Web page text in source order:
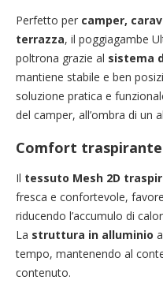
Perfetto per camper,
terrazza, il poggiagambe
poltrona grazie al sistema
mantiene stabile e ben
soluzione pratica e
del camper, all’ombra di un
Comfort
Il tessuto Mesh 2D
fresca e confortevole,
riducendo l’accumulo di
La struttura in alluminio
tempo, mantenendo al
contenuto.